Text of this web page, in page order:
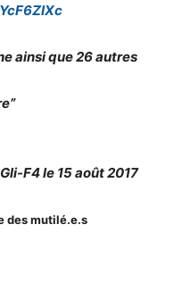
ainsi que 26 autres
F4 le 15 août 2017
des mutilé.e.s